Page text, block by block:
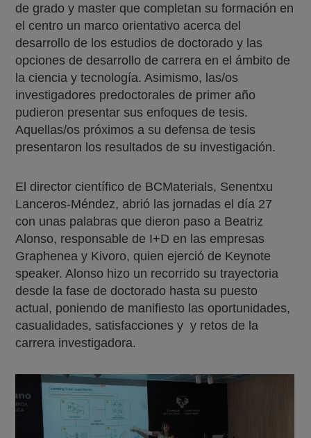
de grado y master que completan su formación en
el centro un marco orientativo acerca del
desarrollo de los estudios de doctorado y las
opciones de desarrollo de carrera en el ámbito de
la ciencia y tecnología. Asimismo, las/os
investigadores predoctorales de primer año
pudieron presentar sus enfoques de tesis.
Aquellas/os próximos a su defensa de tesis
presentaron los resultados de su investigación.
El director científico de BCMaterials, Senentxu
Lanceros-Méndez, abrió las jornadas el día 27
con unas palabras que dieron paso a Beatriz
Alonso, responsable de I+D en las empresas
Graphenea y Kivoro, quien ejerció de Keynote
speaker. Alonso hizo un recorrido su trayectoria
desde la fase de doctorado hasta su puesto
actual, poniendo de manifiesto las oportunidades,
casualidades, satisfacciones y y retos de la
carrera investigadora.